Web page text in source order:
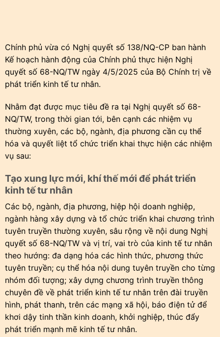
Chính phủ vừa có Nghị quyết số 138/NQ-CP ban hành
Kế hoạch hành động của Chính phủ thực hiện Nghị
quyết số 68-NQ/TW ngày 4/5/2025 của Bộ Chính trị về
phát triển kinh tế tư nhân.
Nhằm đạt được mục tiêu đề ra tại Nghị quyết số 68-
NQ/TW, trong thời gian tới, bên cạnh các nhiệm vụ
thường xuyên, các bộ, ngành, địa phương cần cụ thể
hóa và quyết liệt tổ chức triển khai thực hiện các nhiệm
vụ sau:
Tạo xung lực mới, khí thế mới để phát triển
kinh tế tư nhân
Các bộ, ngành, địa phương, hiệp hội doanh nghiệp,
ngành hàng xây dựng và tổ chức triển khai chương trình
tuyên truyền thường xuyên, sâu rộng về nội dung Nghị
quyết số 68-NQ/TW và vị trí, vai trò của kinh tế tư nhân
theo hướng: đa dạng hóa các hình thức, phương thức
tuyên truyền; cụ thể hóa nội dung tuyên truyền cho từng
nhóm đối tượng; xây dựng chương trình truyền thông
chuyên đề về phát triển kinh tế tư nhân trên đài truyền
hình, phát thanh, trên các mạng xã hội, báo điện tử để
khơi dậy tinh thần kinh doanh, khởi nghiệp, thúc đẩy
phát triển mạnh mẽ kinh tế tư nhân.